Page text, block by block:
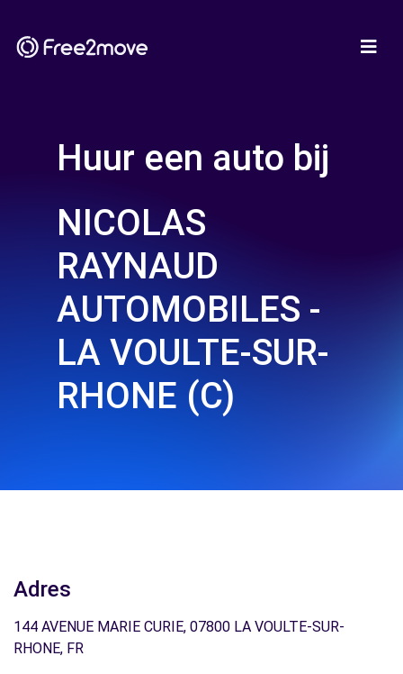
Huur een auto bij
NICOLAS
RAYNAUD
AUTOMOBILES -
LA VOULTE-SUR-
RHONE (C)
Adres
144 AVENUE MARIE CURIE, 07800 LA VOULTE-SUR-
RHONE, FR